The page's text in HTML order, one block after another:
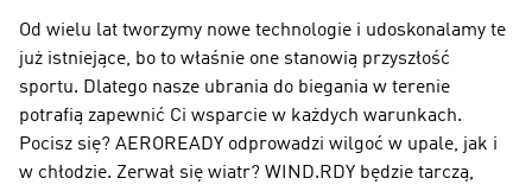
Od wielu lat tworzymy nowe technologie i udoskonalamy te
już istniejące, bo to właśnie one stanowią przyszłość
sportu. Dlatego nasze ubrania do biegania w terenie
potrafią zapewnić Ci wsparcie w każdych warunkach.
Pocisz się? AEROREADY odprowadzi wilgoć w upale, jak i
w chłodzie. Zerwał się wiatr? WIND.RDY będzie tarczą,